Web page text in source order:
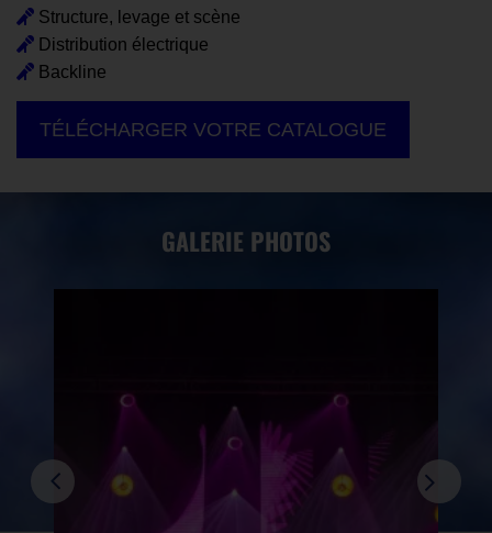
Structure, levage et scène
Distribution électrique
Backline
TÉLÉCHARGER VOTRE CATALOGUE
GALERIE PHOTOS